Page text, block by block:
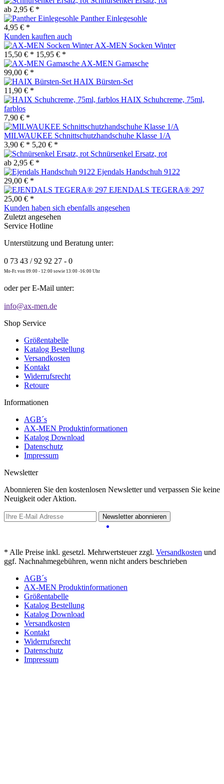
ab 2,95 € *
Panther Einlegesohle
4,95 € *
Kunden kauften auch
AX-MEN Socken Winter
15,50 € * 15,95 € *
AX-MEN Gamasche
99,00 € *
HAIX Bürsten-Set
11,90 € *
HAIX Schuhcreme, 75ml,
farblos
7,90 € *
MILWAUKEE Schnittschutzhandschuhe Klasse 1/A
3,90 € * 5,20 € *
Schnürsenkel Ersatz, rot
ab 2,95 € *
Ejendals Handschuh 9122
29,00 € *
EJENDALS TEGERA® 297
25,00 € *
Kunden haben sich ebenfalls angesehen
Zuletzt angesehen
Service Hotline
Unterstützung und Beratung unter:
0 73 43 / 92 92 27 - 0
Mo-Fr. von 09:00 - 12:00 sowie 13:00 -16:00 Uhr
oder per E-Mail unter:
info@ax-men.de
Shop Service
Größentabelle
Katalog Bestellung
Versandkosten
Kontakt
Widerrufsrecht
Retoure
Informationen
AGB´s
AX-MEN Produktinformationen
Katalog Download
Datenschutz
Impressum
Newsletter
Abonnieren Sie den kostenlosen Newsletter und verpassen Sie keine
Neuigkeit oder Aktion.
Newsletter abonnieren
* Alle Preise inkl. gesetzl. Mehrwertsteuer zzgl. Versandkosten und
ggf. Nachnahmegebühren, wenn nicht anders beschrieben
AGB´s
AX-MEN Produktinformationen
Größentabelle
Katalog Bestellung
Katalog Download
Versandkosten
Kontakt
Widerrufsrecht
Datenschutz
Impressum